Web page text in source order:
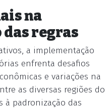
na
regras
a implementação
enfrenta desafios
e variações na
as diversas regiões do
à padronização das